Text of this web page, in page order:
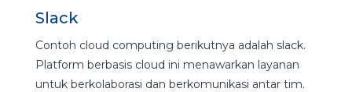
Slack
Contoh cloud computing berikutnya adalah slack.
Platform berbasis cloud ini menawarkan layanan
untuk berkolaborasi dan berkomunikasi antar tim.